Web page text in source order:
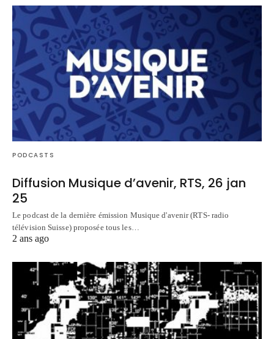
PODCASTS
Diffusion Musique d’avenir, RTS, 26 jan
25
Le podcast de la dernière émission Musique d'avenir (RTS- radio
télévision Suisse) proposée tous les…
2 ans ago